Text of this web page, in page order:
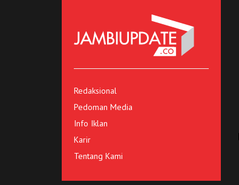
Redaksional
Pedoman Media
Info Iklan
Karir
Tentang Kami